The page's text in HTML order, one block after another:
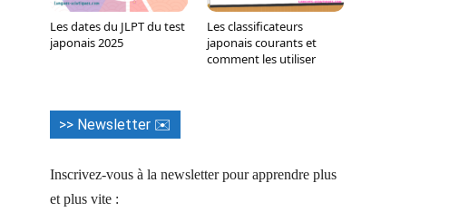
Les dates du JLPT du test
japonais 2025
Les classificateurs
japonais courants et
comment les utiliser
>> Newsletter ✉️
Inscrivez-vous à la newsletter pour apprendre plus
et plus vite :